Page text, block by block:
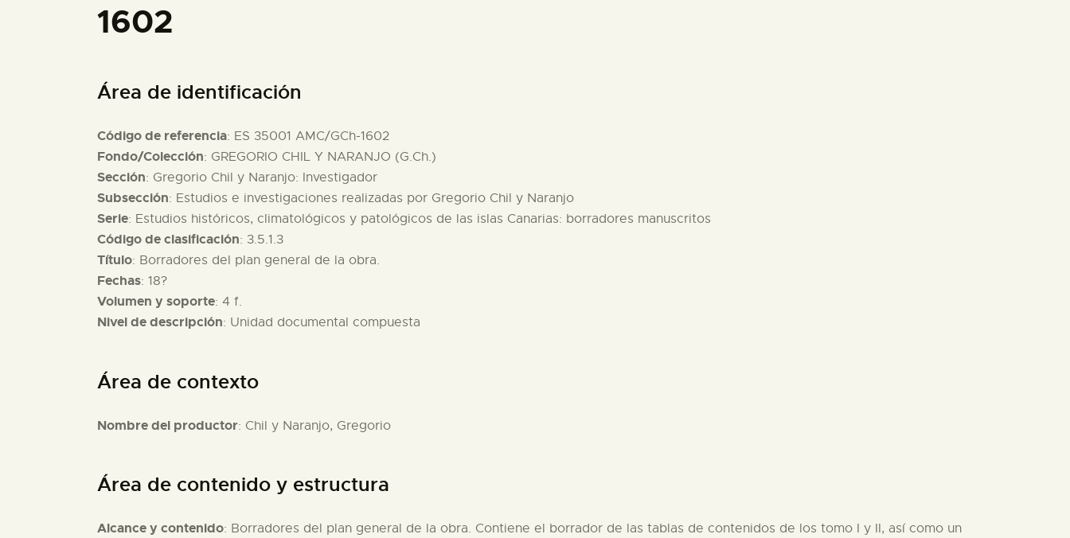
1602
Área de identificación
Código de referencia: ES 35001 AMC/GCh-1602
Fondo/Colección: GREGORIO CHIL Y NARANJO (G.Ch.)
Sección: Gregorio Chil y Naranjo: Investigador
Subsección: Estudios e investigaciones realizadas por Gregorio Chil y Naranjo
Serie: Estudios históricos, climatológicos y patológicos de las islas Canarias: borradores manuscritos
Código de clasificación: 3.5.1.3
Título: Borradores del plan general de la obra.
Fechas: 18?
Volumen y soporte: 4 f.
Nivel de descripción: Unidad documental compuesta
Área de contexto
Nombre del productor: Chil y Naranjo, Gregorio
Área de contenido y estructura
Alcance y contenido: Borradores del plan general de la obra. Contiene el borrador de las tablas de contenidos de los tomo I y II, así como un